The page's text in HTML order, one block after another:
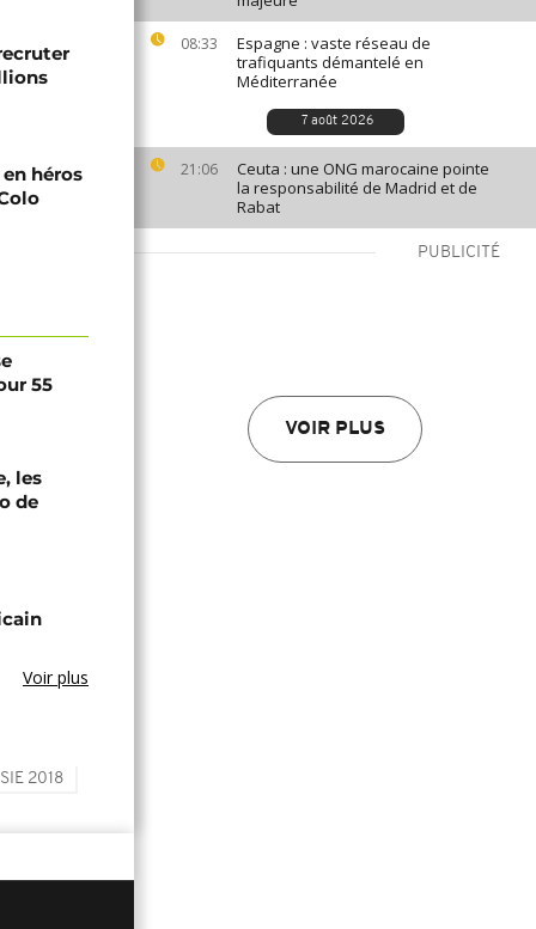
08:33
Espagne : vaste réseau de
trafiquants démantelé en
Méditerranée
7 août 2026
21:06
Ceuta : une ONG marocaine pointe
la responsabilité de Madrid et de
Rabat
PUBLICITÉ
VOIR PLUS
héros
55
les
de
Voir plus
2018